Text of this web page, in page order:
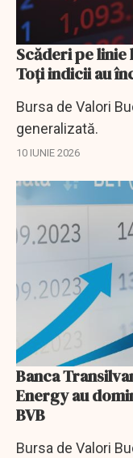
Scăderi pe linie
Toți indicii au
Bursa de Valori
generalizată.
10 IUNIE 2026
Banca
Energy au
BVB
Bursa de Valori